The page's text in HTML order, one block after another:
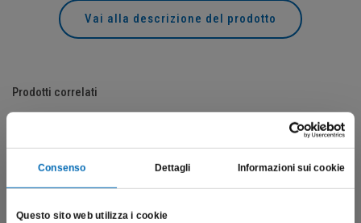
Consenso Dettagli Informazioni sui cookie
Questo sito web utilizza i cookie
Vai alla descrizione del prodotto
Prodotti correlati